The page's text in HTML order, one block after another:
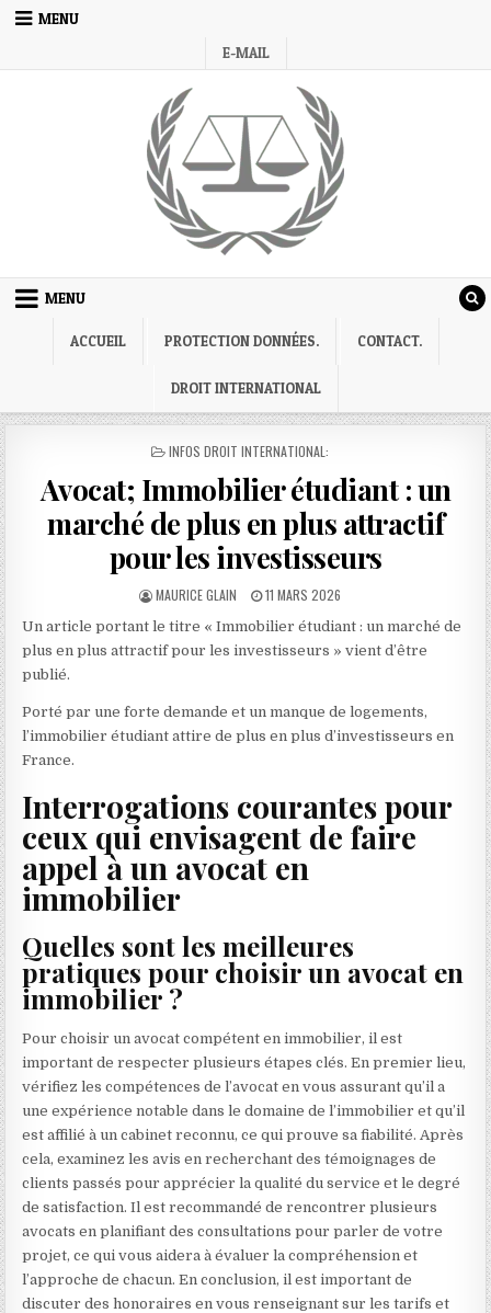
Skip
MENU
E-MAIL
MENU
ACCUEIL PROTECTION DONNÉES. CONTACT.
DROIT INTERNATIONAL
POSTED
INFOS DROIT INTERNATIONAL:
Avocat; Immobilier étudiant : un
marché de plus en plus attractif
pour les investisseurs
AUTHOR:
MAURICE GLAIN
PUBLISHED
11 MARS 2026
Un article portant le titre « Immobilier étudiant : un marché de
plus en plus attractif pour les investisseurs » vient d’être
publié.
Porté par une forte demande et un manque de logements,
l’immobilier étudiant attire de plus en plus d’investisseurs en
France.
Interrogations courantes pour
ceux qui envisagent de faire
appel à un avocat en
immobilier
Quelles sont les meilleures
pratiques pour choisir un avocat en
immobilier ?
Pour choisir un avocat compétent en immobilier, il est
important de respecter plusieurs étapes clés. En premier lieu,
vérifiez les compétences de l’avocat en vous assurant qu’il a
une expérience notable dans le domaine de l’immobilier et qu’il
est affilié à un cabinet reconnu, ce qui prouve sa fiabilité. Après
cela, examinez les avis en recherchant des témoignages de
clients passés pour apprécier la qualité du service et le degré
de satisfaction. Il est recommandé de rencontrer plusieurs
avocats en planifiant des consultations pour parler de votre
projet, ce qui vous aidera à évaluer la compréhension et
l’approche de chacun. En conclusion, il est important de
discuter des honoraires en vous renseignant sur les tarifs et